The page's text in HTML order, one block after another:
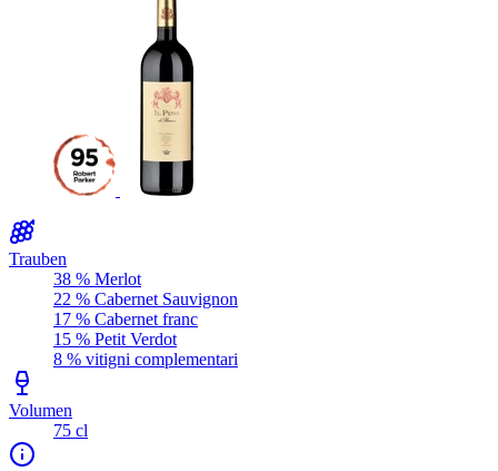
Trauben
38 % Merlot
22 % Cabernet Sauvignon
17 % Cabernet franc
15 % Petit Verdot
8 % vitigni complementari
Volumen
75 cl